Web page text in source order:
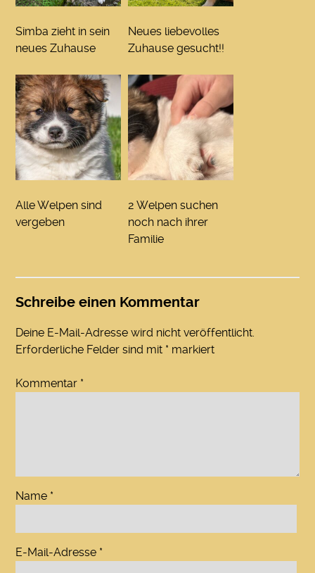
Simba zieht in sein
neues Zuhause
Neues liebevolles
Zuhause gesucht!!
Alle Welpen sind
vergeben
2 Welpen suchen
noch nach ihrer
Familie
Schreibe einen Kommentar
Deine E-Mail-Adresse wird nicht veröffentlicht.
Erforderliche Felder sind mit * markiert
Kommentar *
Name *
E-Mail-Adresse *